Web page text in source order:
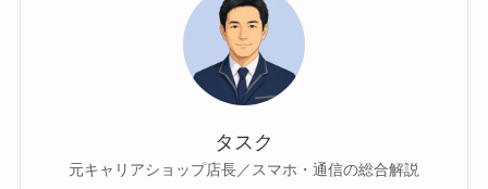
タスク
元キャリアショップ店長／スマホ・通信の総合解説